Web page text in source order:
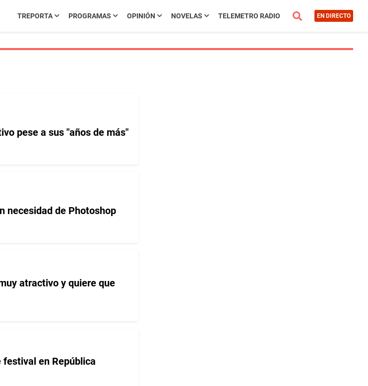
TREPORTA PROGRAMAS OPINIÓN NOVELAS TELEMETRO RADIO EN DIRECTO
pese a sus "años de más"
necesidad de Photoshop
atractivo y quiere que
en República